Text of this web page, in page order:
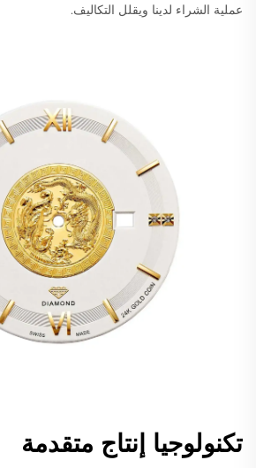
عملية الشراء لدينا ويقلل التكاليف.
تكنولوجيا إنتاج متقدمة